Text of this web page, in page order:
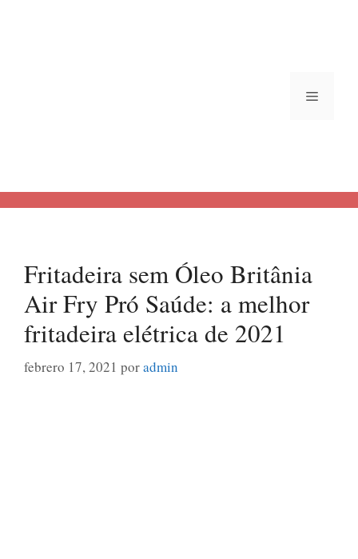
Menú
Fritadeira sem Óleo Britânia
Air Fry Pró Saúde: a melhor
fritadeira elétrica de 2021
febrero 17, 2021 poradmin